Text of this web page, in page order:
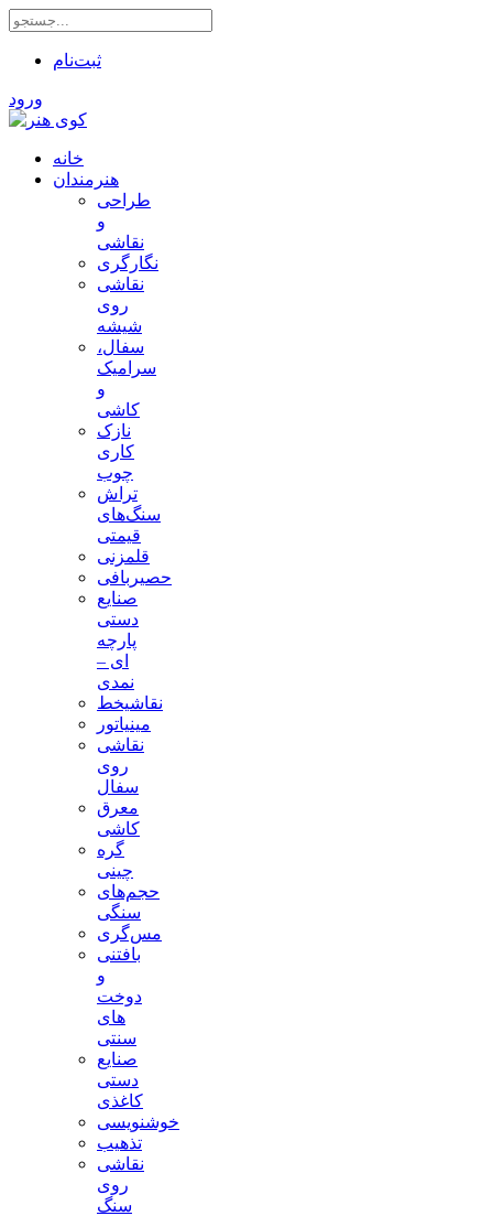
ثبت‌نام
ورود
خانه
هنرمندان
طراحی
و
نقاشی
نگارگری
نقاشی
روی
شیشه
سفال،
سرامیک
و
کاشی
نازک
کاری
چوب
تراش
سنگ‌های
قیمتی
قلمزنی
حصیربافی
صنایع
دستی
پارچه
ای –
نمدی
نقاشیخط
مینیاتور
نقاشی
روی
سفال
معرق
کاشی
گره
چینی
حجم‌های
سنگی
مس‌گری
بافتنی‌
و
دوخت
های
سنتی
صنایع
دستی
کاغذی
خوشنویسی
تذهیب
نقاشی
روی
سنگ